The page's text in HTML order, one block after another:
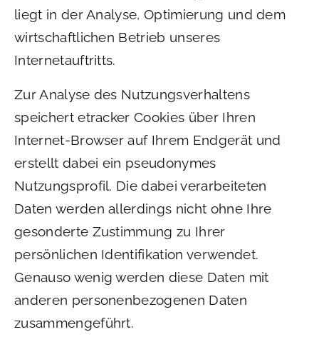
liegt in der Analyse, Optimierung und dem
wirtschaftlichen Betrieb unseres
Internetauftritts.
Zur Analyse des Nutzungsverhaltens
speichert etracker Cookies über Ihren
Internet-Browser auf Ihrem Endgerät und
erstellt dabei ein pseudonymes
Nutzungsprofil. Die dabei verarbeiteten
Daten werden allerdings nicht ohne Ihre
gesonderte Zustimmung zu Ihrer
persönlichen Identifikation verwendet.
Genauso wenig werden diese Daten mit
anderen personenbezogenen Daten
zusammengeführt.